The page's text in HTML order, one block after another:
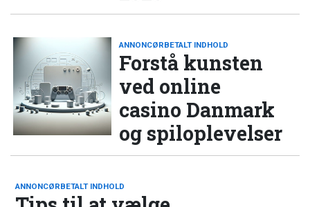
ANNONCØRBETALT INDHOLD
Forstå kunsten
ved online
casino Danmark
og spiloplevelser
ANNONCØRBETALT INDHOLD